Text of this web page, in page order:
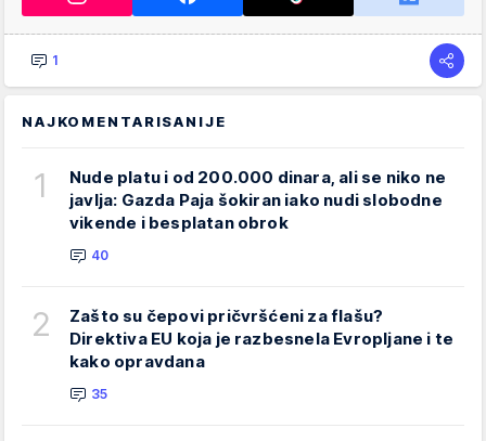
1
NAJKOMENTARISANIJE
1
Nude platu i od 200.000 dinara, ali se niko ne
javlja: Gazda Paja šokiran iako nudi slobodne
vikende i besplatan obrok
40
2
Zašto su čepovi pričvršćeni za flašu?
Direktiva EU koja je razbesnela Evropljane i te
kako opravdana
35